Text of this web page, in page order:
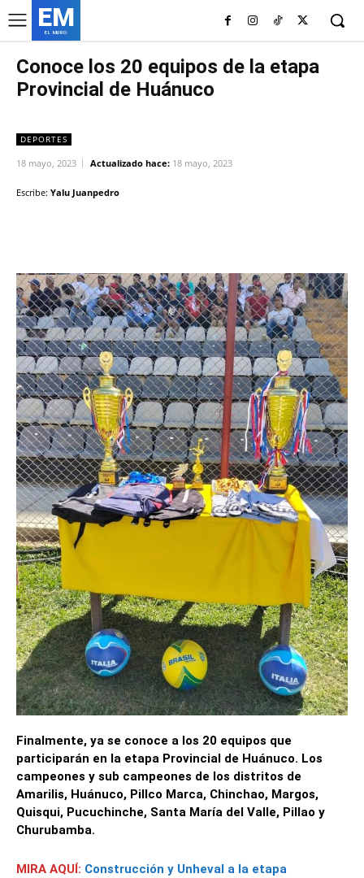
EM
EL MURO
Conoce los 20 equipos de la etapa
Provincial de Huánuco
DEPORTES
18 mayo, 2023 Actualizado hace: 18 mayo, 2023
Escribe: Yalu Juanpedro
Finalmente, ya se conoce a los 20 equipos que
participarán en la etapa Provincial de Huánuco. Los
campeones y sub campeones de los distritos de
Amarilis, Huánuco, Pillco Marca, Chinchao, Margos,
Quisqui, Pucuchinche, Santa María del Valle, Pillao y
Churubamba.
MIRA AQUÍ: Construcción y Unheval a la etapa